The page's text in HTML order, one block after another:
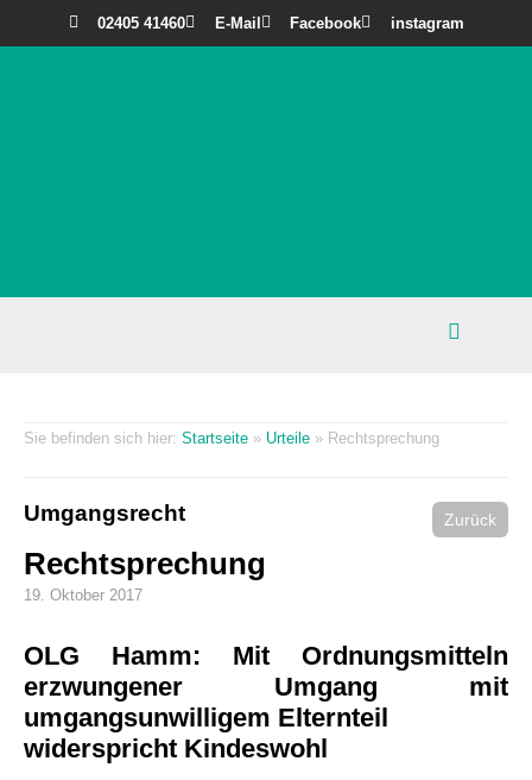
02405 41460 E-Mail Facebook instagram
Startseite » Urteile » Rechtsprechung
Umgangsrecht Zurück
Rechtsprechung
19. Oktober 2017
OLG Hamm: Mit Ordnungsmitteln
erzwungener Umgang mit
umgangsunwilligem Elternteil
widerspricht Kindeswohl